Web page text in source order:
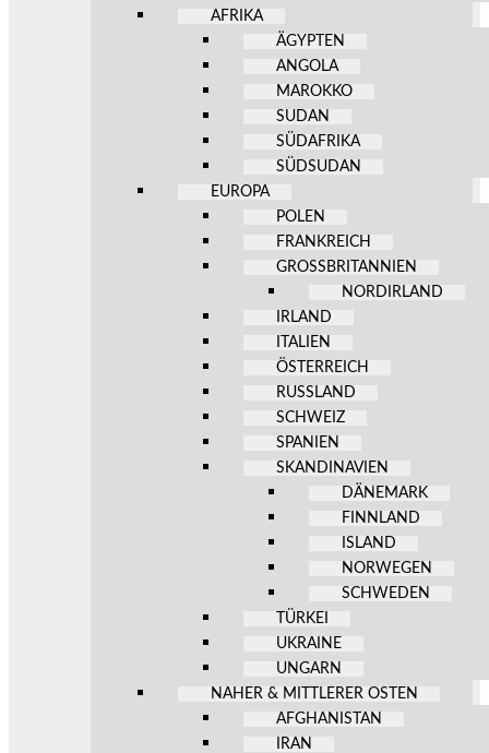
AFRIKA
ÄGYPTEN
ANGOLA
MAROKKO
SUDAN
SÜDAFRIKA
SÜDSUDAN
EUROPA
POLEN
FRANKREICH
GROSSBRITANNIEN
NORDIRLAND
IRLAND
ITALIEN
ÖSTERREICH
RUSSLAND
SCHWEIZ
SPANIEN
SKANDINAVIEN
DÄNEMARK
FINNLAND
ISLAND
NORWEGEN
SCHWEDEN
TÜRKEI
UKRAINE
UNGARN
NAHER & MITTLERER OSTEN
AFGHANISTAN
IRAN